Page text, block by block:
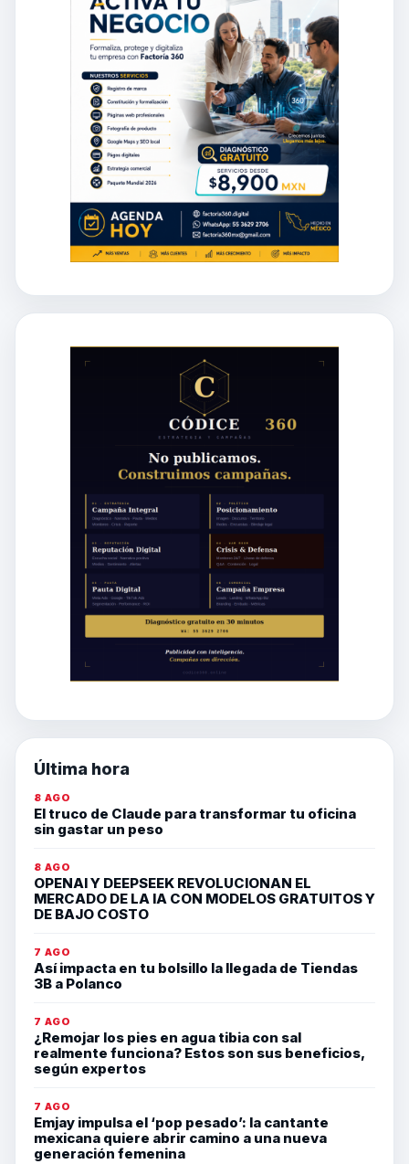
Última hora
8 AGO
El truco de Claude para transformar tu oficina
sin gastar un peso
8 AGO
OPENAI Y DEEPSEEK REVOLUCIONAN EL
MERCADO DE LA IA CON MODELOS GRATUITOS Y
DE BAJO COSTO
7 AGO
Así impacta en tu bolsillo la llegada de Tiendas
3B a Polanco
7 AGO
¿Remojar los pies en agua tibia con sal
realmente funciona? Estos son sus beneficios,
según expertos
7 AGO
Emjay impulsa el ‘pop pesado’: la cantante
mexicana quiere abrir camino a una nueva
generación femenina